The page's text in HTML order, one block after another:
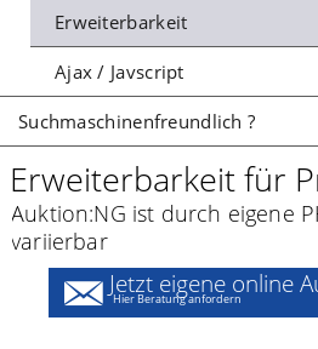
Erweiterbarkeit
Ajax / Javscript
Suchmaschinenfreundlich ?
Erweiterbarkeit für
Auktion:NG ist durch eigene
variierbar
Jetzt eigene online
Hier Beratung anfordern